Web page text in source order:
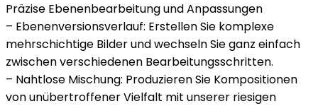
Präzise Ebenenbearbeitung und Anpassungen
– Ebenenversionsverlauf: Erstellen Sie komplexe
mehrschichtige Bilder und wechseln Sie ganz einfach
zwischen verschiedenen Bearbeitungsschritten.
– Nahtlose Mischung: Produzieren Sie Kompositionen
von unübertroffener Vielfalt mit unserer riesigen